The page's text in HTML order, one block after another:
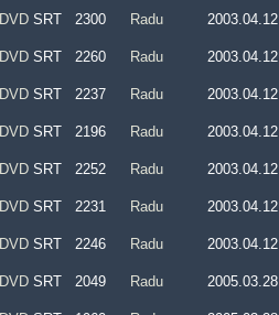
DVD SRT 2300 Radu 2003.04.12
DVD SRT 2260 Radu 2003.04.12
DVD SRT 2237 Radu 2003.04.12
DVD SRT 2196 Radu 2003.04.12
DVD SRT 2252 Radu 2003.04.12
DVD SRT 2231 Radu 2003.04.12
DVD SRT 2246 Radu 2003.04.12
DVD SRT 2049 Radu 2005.03.28